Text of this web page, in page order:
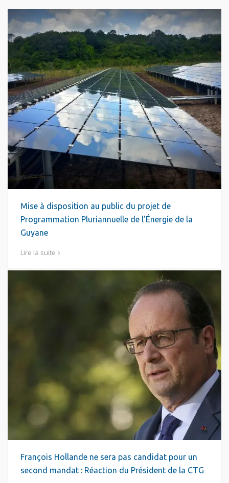
Mise à disposition au public du projet de
Programmation Pluriannuelle de l’Énergie de la
Guyane
Lire la suite
François Hollande ne sera pas candidat pour un
second mandat : Réaction du Président de la CTG